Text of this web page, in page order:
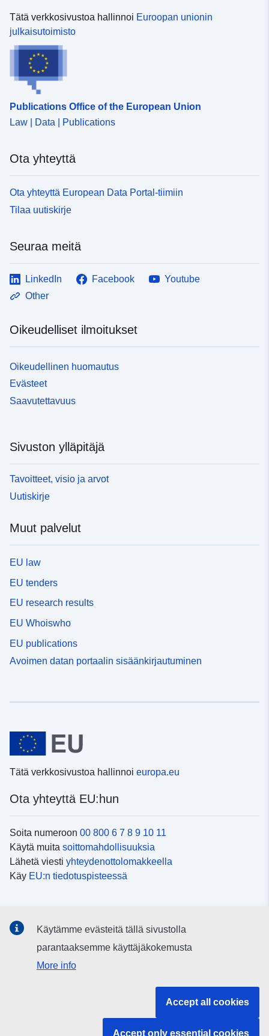
Tätä verkkosivustoa hallinnoi Euroopan unionin
julkaisutoimisto
Publications Office of the European Union
Law | Data | Publications
Ota yhteyttä
Ota yhteyttä European Data Portal-tiimiin
Tilaa uutiskirje
Seuraa meitä
LinkedIn Facebook
Youtube
Other
Oikeudelliset ilmoitukset
Oikeudellinen huomautus
Evästeet
Saavutettavuus
Sivuston ylläpitäjä
Tavoitteet, visio ja arvot
Uutiskirje
Muut palvelut
EU law
EU tenders
EU research results
EU Whoiswho
EU publications
Avoimen datan portaalin sisäänkirjautuminen
Tätä verkkosivustoa hallinnoi europa.eu
Ota yhteyttä EU:hun
Soita numeroon 00 800 6 7 8 9 10 11
Käytä muita soittomahdollisuuksia
Lähetä viesti yhteydenottolomakkeella
Käy EU:n tiedotuspisteessä
sosiaalisessa mediassa
EU:n toimielimet ja muut elimet
Käytämme evästeitä tällä sivustolla
parantaaksemme käyttäjäkokemusta
More info
Accept all cookies
Accept only essential cookies